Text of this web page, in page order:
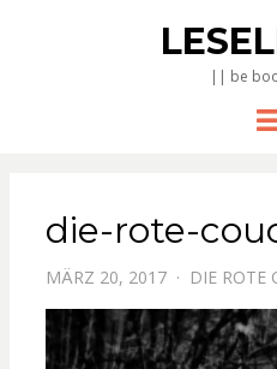
|| be
die-rote-
MÄRZ 20, 2017 DIE ROTE